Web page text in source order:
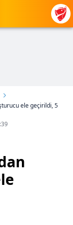
ele geçirildi, 5